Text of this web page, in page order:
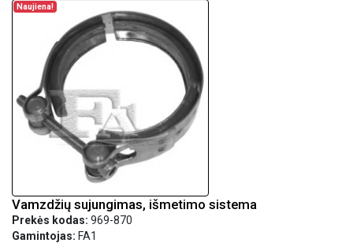
Naujiena!
Vamzdžių sujungimas, išmetimo sistema
Prekės kodas: 969-870
Gamintojas: FA1